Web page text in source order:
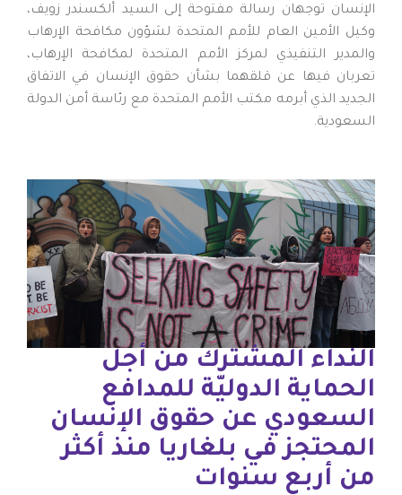
الإنسان توجهان رسالة مفتوحة إلى السيد ألكسندر زويف،
وكيل الأمين العام للأمم المتحدة لشؤون مكافحة الإرهاب
والمدير التنفيذي لمركز الأمم المتحدة لمكافحة الإرهاب،
تعربان فيها عن قلقهما بشأن حقوق الإنسان في الاتفاق
الجديد الذي أبرمه مكتب الأمم المتحدة مع رئاسة أمن الدولة
السعودية.
النداء المشترك من أجل
الحماية الدوليّة للمدافع
السعودي عن حقوق الإنسان
المحتجز في بلغاريا منذ أكثر
من أربع سنوات